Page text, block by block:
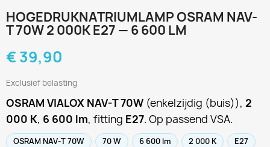
HOGEDRUKNATRIUMLAMP OSRAM NAV-
T 70W 2 000K E27 — 6 600 LM
€ 39,90
Exclusief belasting
OSRAM VIALOX NAV-T 70W (enkelzijdig (buis)), 2
000 K, 6 600 lm, fitting E27. Op passend VSA.
OSRAM NAV-T 70W 70 W 6 600 lm 2 000 K E27